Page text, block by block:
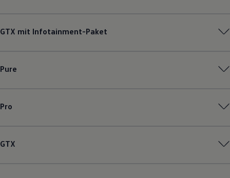
Lifestyle
Transport
GTX mit Infotainment-Paket
Pure
Pro
GTX